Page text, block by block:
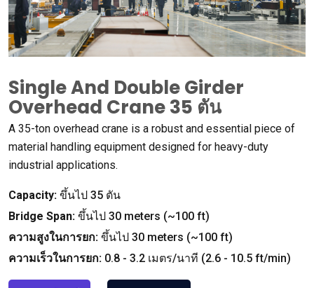
Single And Double Girder
Overhead Crane35 ตัน
A 35-ton overhead crane is a robust and essential piece of
material handling equipment designed for heavy-duty
industrial applications.
Capacity: ขึ้นไป 35 ตัน
Bridge Span: ขึ้นไป 30 meters (~100 ft)
ความสูงในการยก: ขึ้นไป 30 meters (~100 ft)
ความเร็วในการยก: 0.8 - 3.2 เมตร/นาที (2.6 - 10.5 ft/min)